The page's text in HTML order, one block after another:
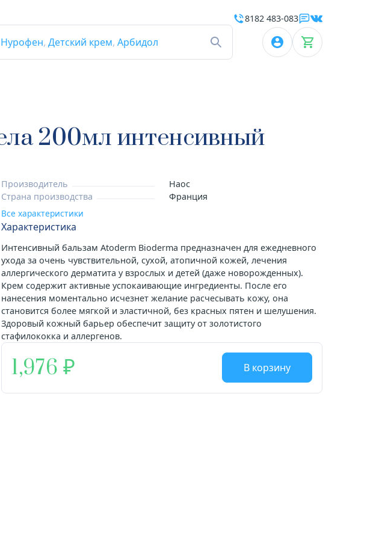
Нурофен, Детский крем, Арбидол
8182 483-083
200мл интенсивный
Производитель
Наос
Страна производства
Франция
Все характеристики
Характеристика
Интенсивный бальзам Atoderm Bioderma предназначен для ежедневного
ухода за очень чувствительной, сухой, атопичной кожей, лечения
аллергического дерматита у взрослых и детей (даже новорожденных).
Крем содержит активные успокаивающие ингредиенты. После его
нанесения моментально исчезнет желание расчесывать кожу, она
становится более мягкой и эластичной, без красных пятен и шелушения.
Здоровый кожный барьер обеспечит защиту от золотистого
стафилококка и аллергенов.
1,976 В корзину